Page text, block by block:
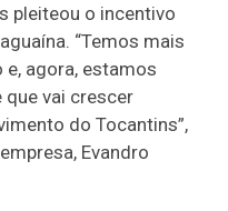
pleiteou o incentivo
“Temos mais
agora, estamos
vai crescer
do Tocantins”,
Evandro